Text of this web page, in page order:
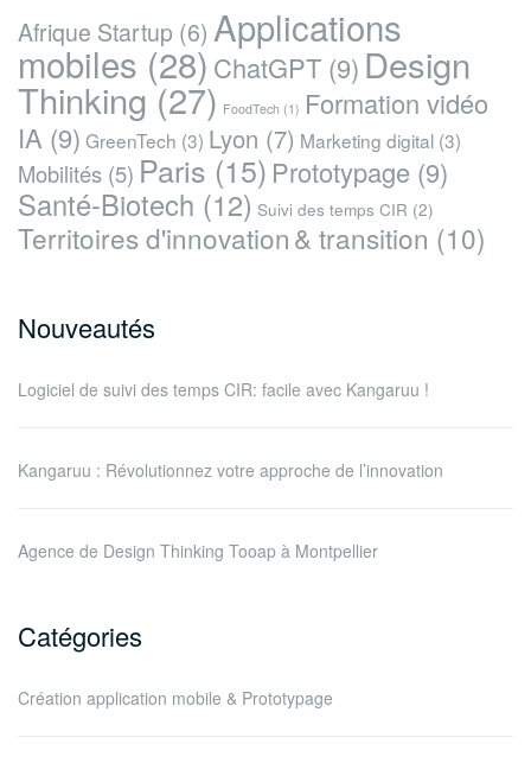
Afrique Startup (6) Applications
mobiles (28) ChatGPT (9) Design
Thinking(27) FoodTech (1) Formation vidéo
IA (9) GreenTech (3) Lyon (7) Marketing digital (3)
Mobilités (5) Paris (15) Prototypage (9)
Santé-Biotech (12) Suivi des temps CIR (2)
Territoires d'innovation & transition (10)
Nouveautés
Logiciel de suivi des temps CIR: facile avec Kangaruu !
Kangaruu : Révolutionnez votre approche de l’innovation
Agence de Design Thinking Tooap à Montpellier
Catégories
Création application mobile & Prototypage